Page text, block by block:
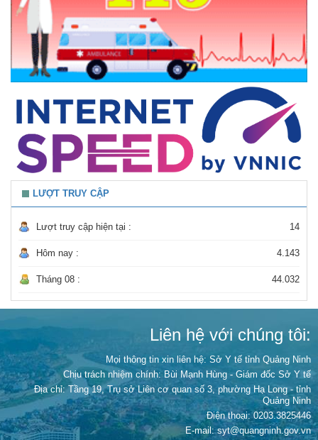
LƯỢT TRUY CẬP
Lượt truy cập hiện tại : 14
Hôm nay : 4.143
Tháng 08 : 44.032
Liên hệ với chúng tôi:
Mọi thông tin xin liên hệ: Sở Y tế tỉnh Quảng Ninh
Chịu trách nhiệm chính: Bùi Mạnh Hùng - Giám đốc Sở Y tế
Địa chỉ: Tầng 19, Trụ sở Liên cơ quan số 3, phường Hạ Long - tỉnh
Quảng Ninh
Điện thoại: 0203.3825446
E-mail: syt@quangninh.gov.vn